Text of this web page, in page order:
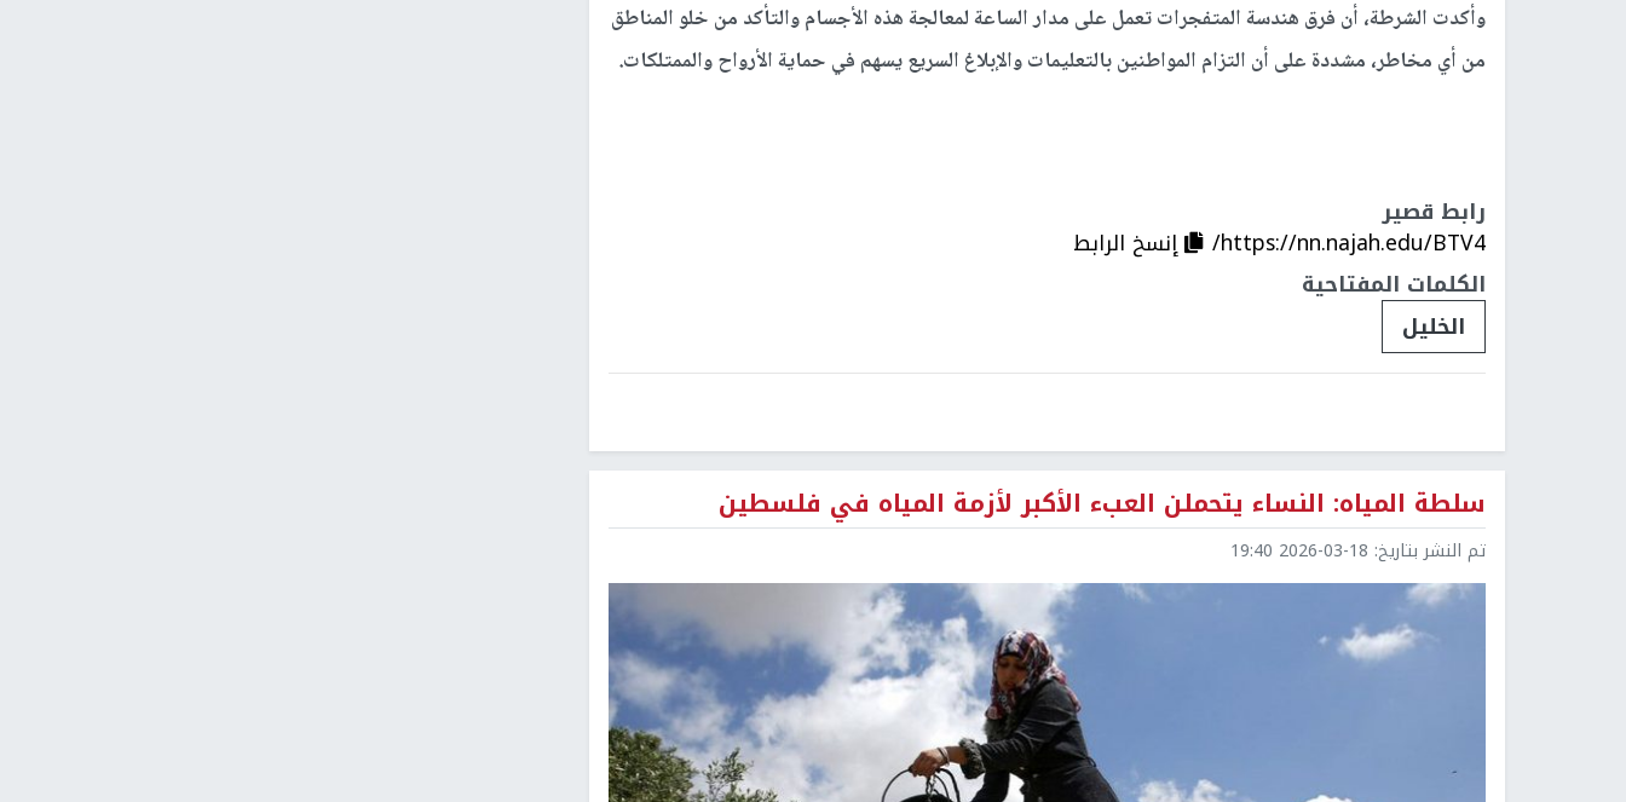
وأكدت الشرطة، أن فرق هندسة المتفجرات تعمل على مدار الساعة لمعالجة هذه الأجسام والتأكد من خلو المناطق
من أي مخاطر، مشددة على أن التزام المواطنين بالتعليمات والإبلاغ السريع يسهم في حماية الأرواح والممتلكات.
رابط قصير
https://nn.najah.edu/BTV4/
إنسخ الرابط
الكلمات المفتاحية
الخليل
سلطة المياه: النساء يتحملن العبء الأكبر لأزمة المياه في فلسطين
تم النشر بتاريخ: 2026-03-18 19:40